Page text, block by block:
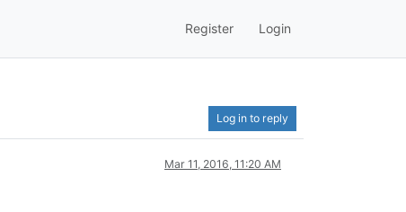
Register Login
Log in to reply
Mar 11, 2016, 11:20 AM